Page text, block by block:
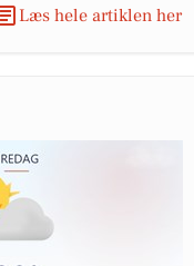
Læs hele artiklen her